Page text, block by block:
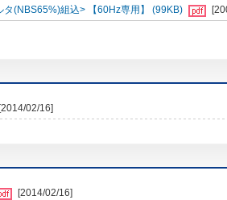
タ(NBS65%)組込> 【60Hz専用】 (99KB)
[2014/02/16]
[2014/02/16]